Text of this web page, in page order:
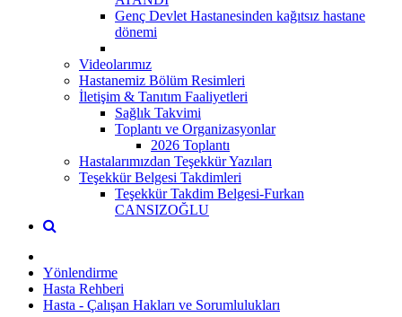
Genç Devlet Hastanesinden kağıtsız hastane
dönemi
Videolarımız
Hastanemiz Bölüm Resimleri
İletişim & Tanıtım Faaliyetleri
Sağlık Takvimi
Toplantı ve Organizasyonlar
2026 Toplantı
Hastalarımızdan Teşekkür Yazıları
Teşekkür Belgesi Takdimleri
Teşekkür Takdim Belgesi-Furkan
CANSIZOĞLU
Yönlendirme
Hasta Rehberi
Hasta - Çalışan Hakları ve Sorumlulukları